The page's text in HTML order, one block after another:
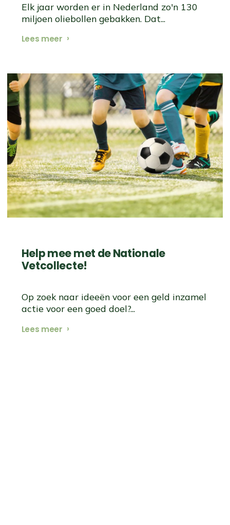
Elk jaar worden er in Nederland zo'n 130
miljoen oliebollen gebakken. Dat...
Lees meer
Help mee met de Nationale
Vetcollecte!
Op zoek naar ideeën voor een geld inzamel
actie voor een goed doel?...
Lees meer